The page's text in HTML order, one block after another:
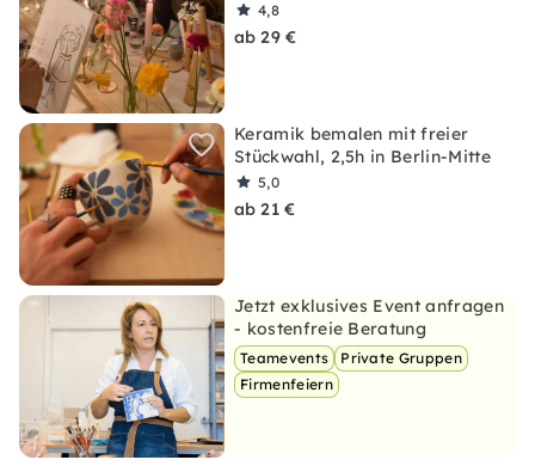
4,8
ab 29 €
Keramik bemalen mit freier
Stückwahl, 2,5h in Berlin-Mitte
5,0
ab 21 €
Jetzt exklusives Event anfragen
- kostenfreie Beratung
Teamevents
Private Gruppen
Firmenfeiern